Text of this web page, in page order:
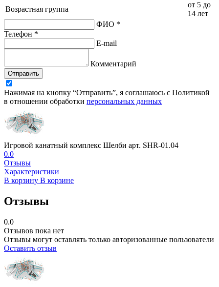
Возрастная группа
от 5 до
14 лет
ФИО *
Телефон *
E-mail
Комментарий
Отправить
Нажимая на кнопку “Отправить”, я соглашаюсь с Политикой
в отношении обработки персональных данных
Игровой канатный комплекс Шелби арт. SHR-01.04
0.0
Отзывы
Характеристики
В корзину В корзине
Отзывы
0.0
Отзывов пока нет
Отзывы могут оставлять только авторизованные пользователи
Оставить отзыв